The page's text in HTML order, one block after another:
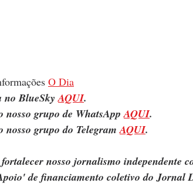
O Dia
no BlueSky AQUI.
nosso grupo de WhatsApp AQUI.
nosso grupo do Telegram AQUI.
nosso jornalismo independente
de financiamento coletivo do Jornal